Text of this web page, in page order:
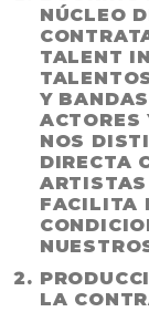
NÚCLEO
TALENT
Y
ACTORES
NOS
DIRECTA
FACILITA
LA